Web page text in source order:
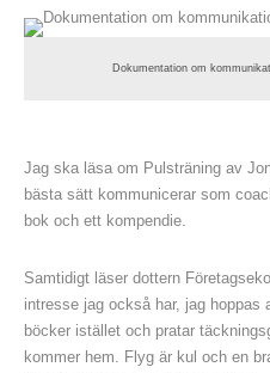
Dokumentation om
Jag ska läsa om Pulsträning av
bästa sätt kommunicerar som
bok och ett kompendie.
Samtidigt läser dottern
intresse jag också har, jag hoppas
böcker istället och pratar
kommer hem. Flyg är kul och en